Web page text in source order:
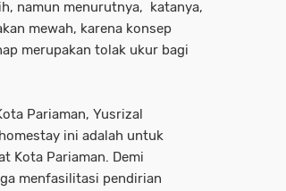
namun menurutnya, katanya,
mewah, karena konsep
merupakan tolak ukur bagi
Pariaman, Yusrizal
ini adalah untuk
Kota Pariaman. Demi
menfasilitasi pendirian